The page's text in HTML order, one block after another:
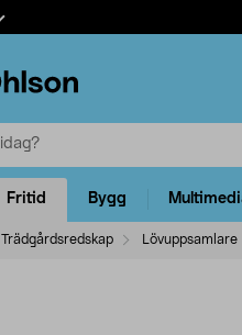
Fritid Bygg
Trädgårdsredskap Lövuppsamlare